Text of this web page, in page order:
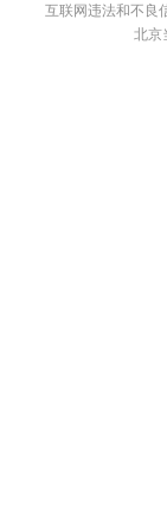
互联网违法和不良
北京